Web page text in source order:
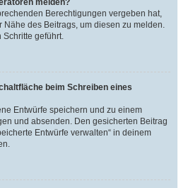
melden?
Berechtigungen vergeben hat,
des Beitrags, um diesen zu melden.
Schritte geführt.
beim Schreiben eines
Entwürfe speichern und zu einem
und absenden. Den gesicherten Beitrag
Entwürfe verwalten“ in deinem